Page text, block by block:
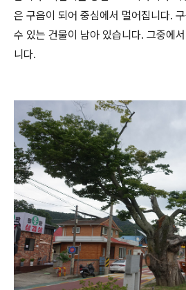
은 구읍이 되어 중심에서 멀어집니다.
수 있는 건물이 남아 있습니다. 그중에
니다.